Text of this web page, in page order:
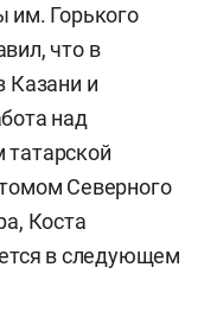
им. Горького
что в
Казани и
над
Северного
Коста
в следующем